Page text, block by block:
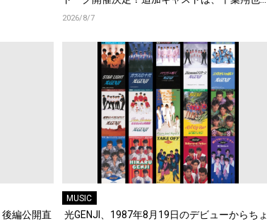
梶原岳人、堀江瞬、綿貫竜之介！PV第1弾公
2026/8/7
後編公開直
MUSIC
光GENJI、1987年8月19日のデビューからちょ